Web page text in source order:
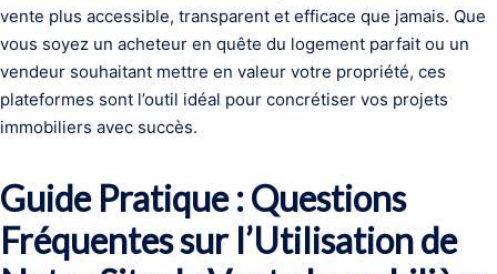
vente plus accessible, transparent et efficace que jamais. Que
vous soyez un acheteur en quête du logement parfait ou un
vendeur souhaitant mettre en valeur votre propriété, ces
plateformes sont l’outil idéal pour concrétiser vos projets
immobiliers avec succès.
Guide Pratique : Questions
Fréquentes sur l’Utilisation de